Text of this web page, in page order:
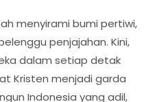
menyirami bumi pertiwi,
penjajahan. Kini,
dalam setiap detak
Kristen menjadi garda
Indonesia yang adil,